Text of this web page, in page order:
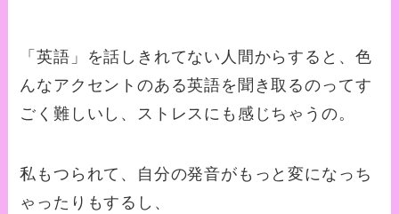
「英語」を話しきれてない人間からすると、色
んなアクセントのある英語を聞き取るのってす
ごく難しいし、ストレスにも感じちゃうの。
私もつられて、自分の発音がもっと変になっち
ゃったりもするし、